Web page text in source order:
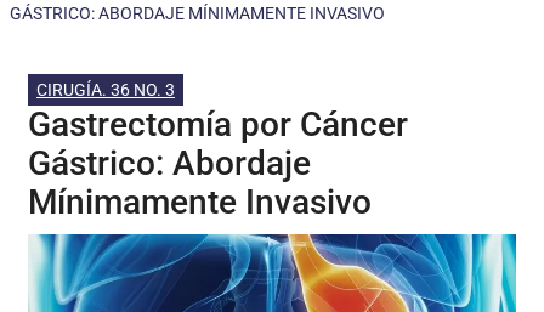
GÁSTRICO: ABORDAJE MÍNIMAMENTE INVASIVO
CIRUGÍA. 36 NO. 3
Gastrectomía por Cáncer
Gástrico: Abordaje
Mínimamente Invasivo